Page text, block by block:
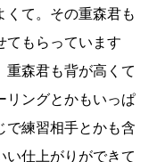
て。その重森君も
てもらっています
重森君も背が高くて
リングとかもいっぱ
で練習相手とかも含
い仕上がりができて